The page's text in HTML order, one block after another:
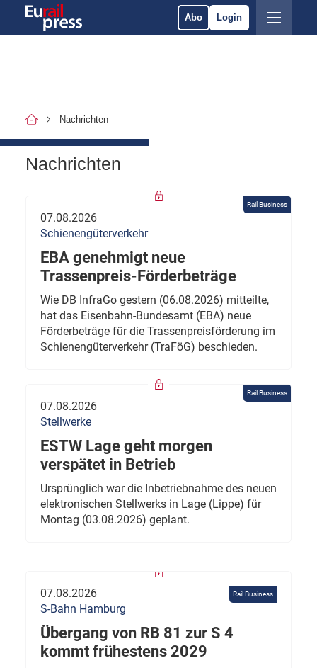
Abo Login
Nachrichten
Nachrichten
Rail Business
07.08.2026
Schienengüterverkehr
EBA genehmigt neue
Trassenpreis-Förderbeträge
Wie DB InfraGo gestern (06.08.2026) mitteilte,
hat das Eisenbahn-Bundesamt (EBA) neue
Förderbeträge für die Trassenpreisförderung im
Schienengüterverkehr (TraFöG) beschieden.
Rail Business
07.08.2026
Stellwerke
ESTW Lage geht morgen
verspätet in Betrieb
Ursprünglich war die Inbetriebnahme des neuen
elektronischen Stellwerks in Lage (Lippe) für
Montag (03.08.2026) geplant.
Rail Business
07.08.2026
S-Bahn Hamburg
Übergang von RB 81 zur S 4
kommt frühestens 2029